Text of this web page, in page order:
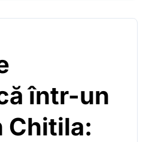
într-un
Chitila: